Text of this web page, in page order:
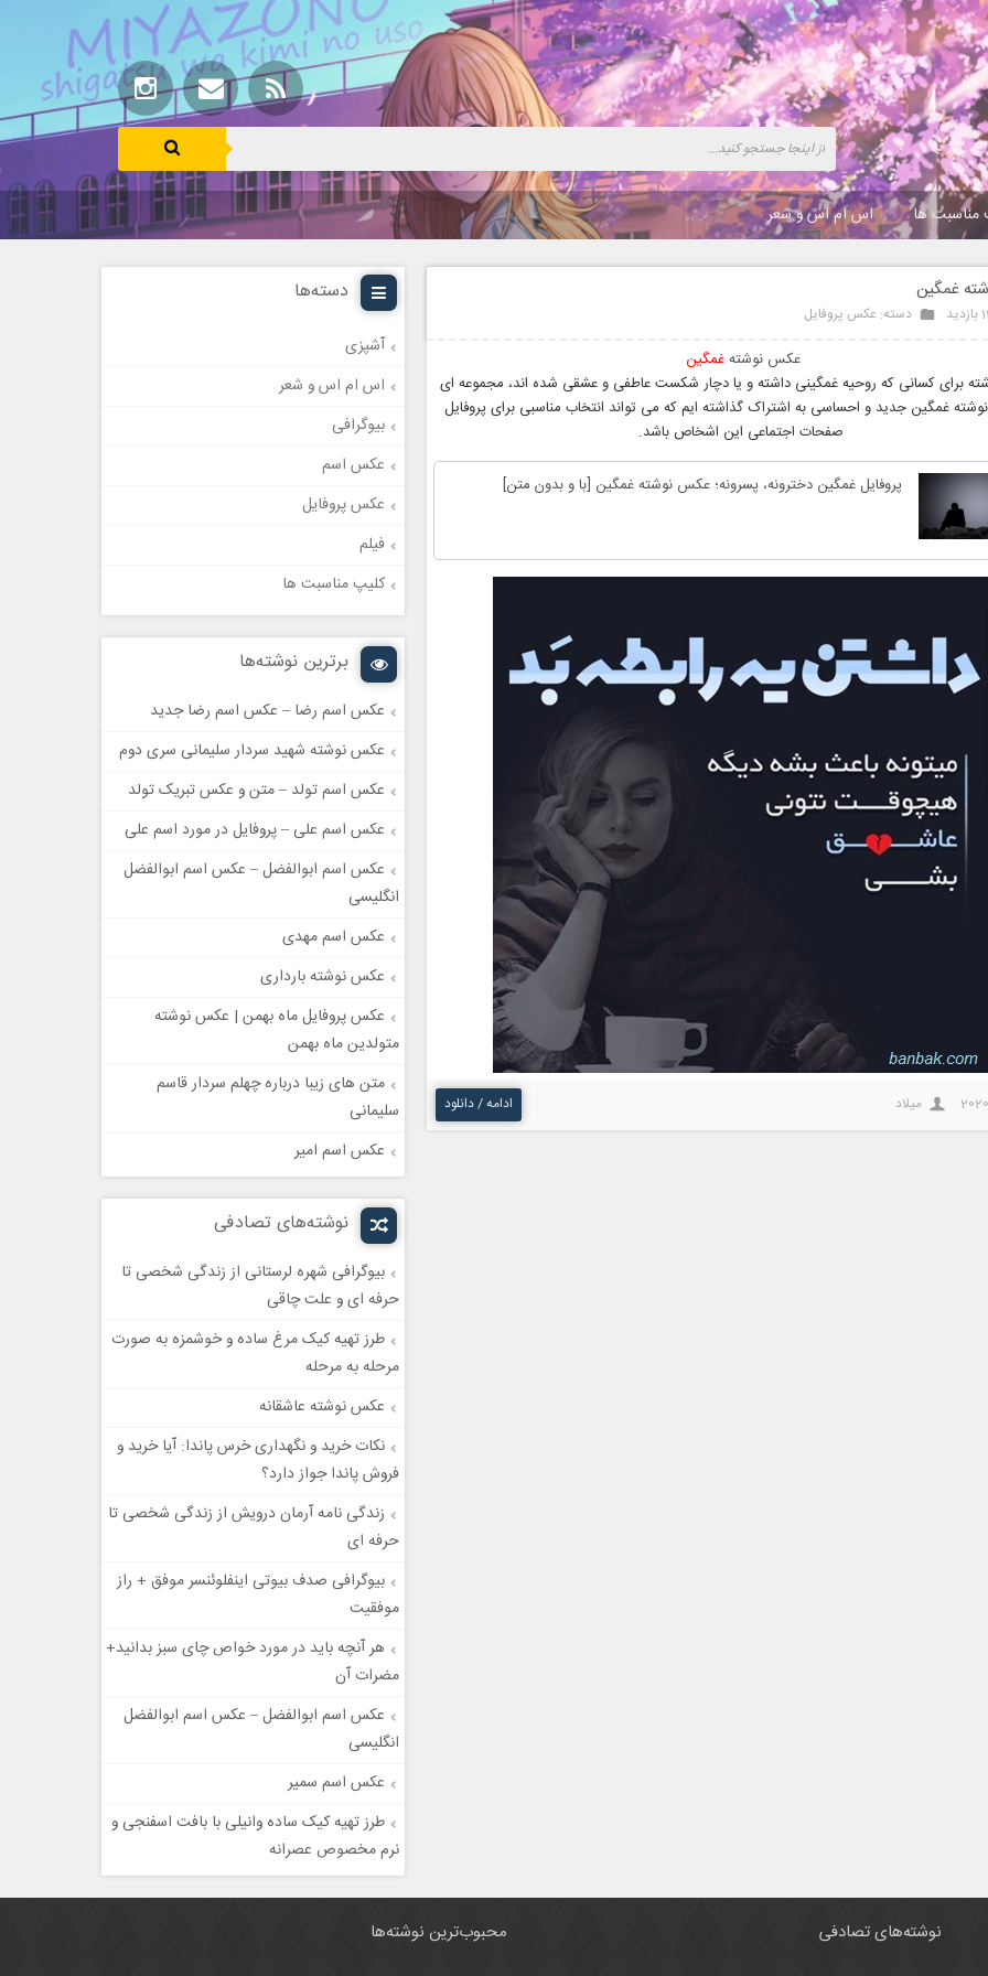
مناسبت ها اس ام اس و شعر
غمگین
دسته: عکس پروفایل
عکس نوشته غمگین
برای کسانی که روحیه غمگینی داشته و یا دچار شکست عاطفی و عشقی شده اند، مجموعه ای
غمگین جدید و احساسی به اشتراک گذاشته ایم که می تواند انتخاب مناسبی برای پروفایل
صفحات اجتماعی این اشخاص باشد.
پروفایل غمگین دخترونه، پسرونه؛ عکس نوشته غمگین [با و بدون متن]
میلاد ادامه / دانلود
دسته‌ها
آشپزی
اس ام اس و شعر
بیوگرافی
عکس اسم
عکس پروفایل
فیلم
کلیپ مناسبت ها
برترین نوشته‌ها
عکس اسم رضا – عکس اسم رضا جدید
عکس نوشته شهید سردار سلیمانی سری دوم
عکس اسم تولد – متن و عکس تبریک تولد
عکس اسم علی – پروفایل در مورد اسم علی
عکس اسم ابوالفضل – عکس اسم ابوالفضل
انگلیسی
عکس اسم مهدی
عکس نوشته بارداری
عکس پروفایل ماه بهمن | عکس نوشته
متولدین ماه بهمن
متن های زیبا درباره چهلم سردار قاسم
سلیمانی
عکس اسم امیر
نوشته‌های تصادفی
بیوگرافی شهره لرستانی از زندگی شخصی تا
حرفه ای و علت چاقی
طرز تهیه کیک مرغ ساده و خوشمزه به صورت
مرحله به مرحله
عکس نوشته عاشقانه
نکات خرید و نگهداری خرس پاندا: آیا خرید و
فروش پاندا جواز دارد؟
زندگی نامه آرمان درویش از زندگی شخصی تا
حرفه ای
بیوگرافی صدف بیوتی اینفلوئنسر موفق + راز
موفقیت
هر آنچه باید در مورد خواص چای سبز بدانید+
مضرات آن
عکس اسم ابوالفضل – عکس اسم ابوالفضل
انگلیسی
عکس اسم سمیر
طرز تهیه کیک ساده وانیلی با بافت اسفنجی و
نرم مخصوص عصرانه
نوشته‌های تصادفی محبوب‌ترین نوشته‌ها